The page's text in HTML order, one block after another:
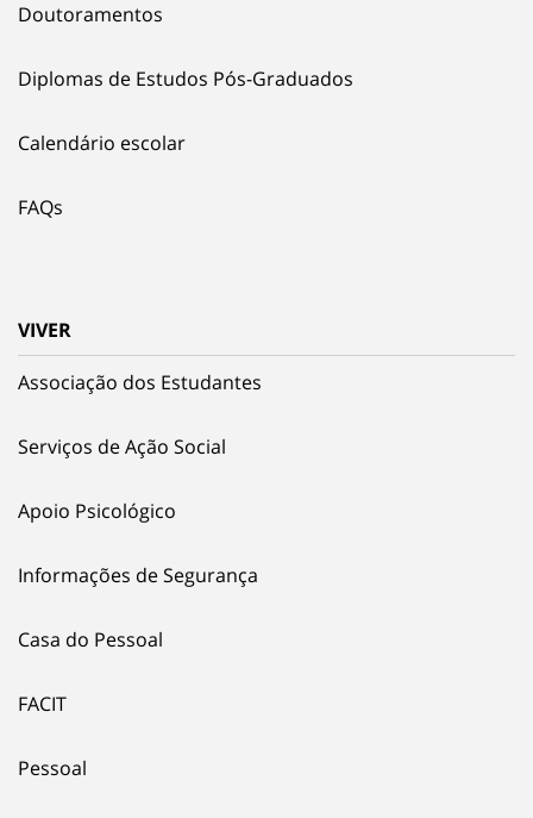
Doutoramentos
Diplomas de Estudos Pós-Graduados
Calendário escolar
FAQs
VIVER
Associação dos Estudantes
Serviços de Ação Social
Apoio Psicológico
Informações de Segurança
Casa do Pessoal
FACIT
Pessoal